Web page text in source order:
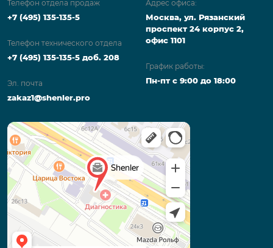
Телефон отдела продаж
+7 (495) 135-135-5
Телефон технического отдела
+7 (495) 135-135-5 доб. 208
Эл. почта
zakaz1@shenler.pro
Адрес офиса:
Москва, ул. Рязанский
проспект 24 корпус 2,
офис 1101
График работы:
Пн-пт с 9:00 до 18:00